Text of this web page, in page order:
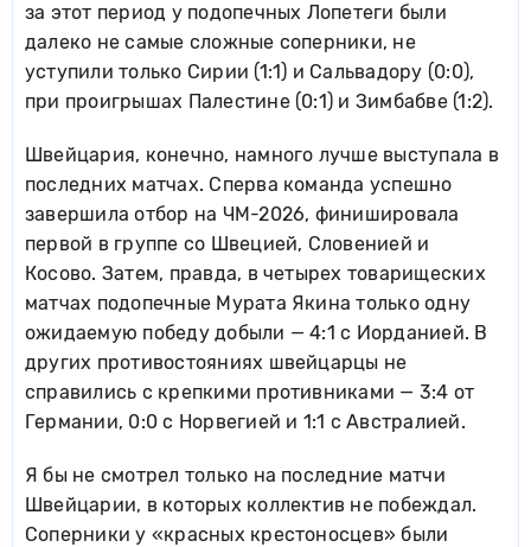
за этот период у подопечных Лопетеги были
далеко не самые сложные соперники, не
уступили только Сирии (1:1) и Сальвадору (0:0),
при проигрышах Палестине (0:1) и Зимбабве (1:2).
Швейцария, конечно, намного лучше выступала в
последних матчах. Сперва команда успешно
завершила отбор на ЧМ-2026, финишировала
первой в группе со Швецией, Словенией и
Косово. Затем, правда, в четырех товарищеских
матчах подопечные Мурата Якина только одну
ожидаемую победу добыли — 4:1 с Иорданией. В
других противостояниях швейцарцы не
справились с крепкими противниками — 3:4 от
Германии, 0:0 с Норвегией и 1:1 с Австралией.
Я бы не смотрел только на последние матчи
Швейцарии, в которых коллектив не побеждал.
Соперники у «красных крестоносцев» были